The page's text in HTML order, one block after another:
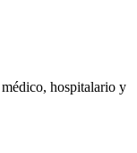
hospitalario y